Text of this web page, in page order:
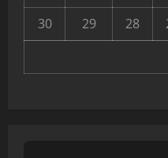
28
29
30